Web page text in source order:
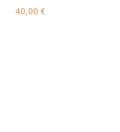
40,00€